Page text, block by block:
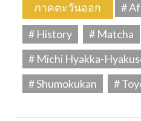
ภาคตะวันออก
#
# History
# Matcha
# Michi Hyakka-
# Shumokukan
#